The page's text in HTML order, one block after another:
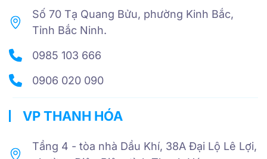
Số 70 Tạ Quang Bửu, phường Kinh Bắc,
Tỉnh Bắc Ninh.
0985 103 666
0906 020 090
VP THANH HÓA
Tầng 4 - tòa nhà Dầu Khí, 38A Đại Lộ Lê Lợi,